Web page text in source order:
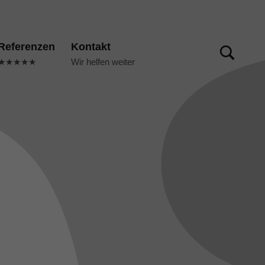
Kontakt
Wir helfen weiter